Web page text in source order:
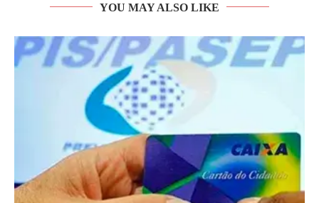
YOU MAY ALSO LIKE